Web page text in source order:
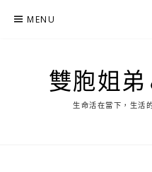
MENU
雙胞姐
生命活在當下，生活